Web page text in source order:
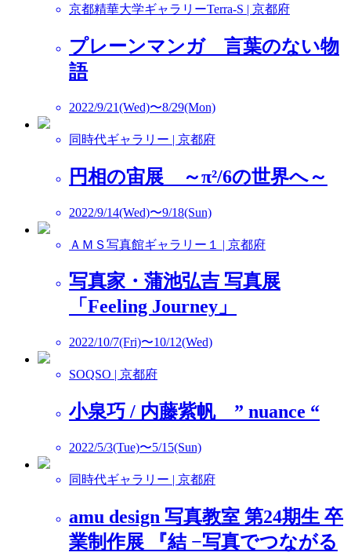
京都精華大学ギャラリーTerra-S | 京都府
プレーンマンガ 言葉のない物
語
2022/9/21(Wed)〜8/29(Mon)
同時代ギャラリー | 京都府
円相の宙展 ～π²/6の世界へ～
2022/9/14(Wed)〜9/18(Sun)
ＡＭＳ写真館ギャラリー１ | 京都府
写真家・蒲池弘吉 写真展
「Feeling Journey」
2022/10/7(Fri)〜10/12(Wed)
SOQSO | 京都府
小泉巧 / 内藤紫帆 ” nuance “
2022/5/3(Tue)〜5/15(Sun)
同時代ギャラリー | 京都府
amu design 写真教室 第24期生 卒
業制作展 『結 −写真でつながる